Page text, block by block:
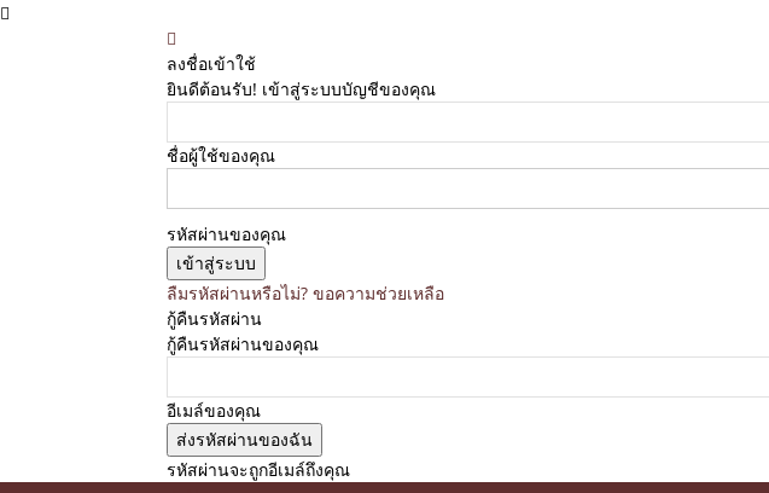
ลงชื่อเข้าใช้
ยินดีต้อนรับ! เข้าสู่ระบบบัญชีของคุณ
ชื่อผู้ใช้ของคุณ
รหัสผ่านของคุณ
ลืมรหัสผ่านหรือไม่? ขอความช่วยเหลือ
กู้คืนรหัสผ่าน
กู้คืนรหัสผ่านของคุณ
อีเมล์ของคุณ
รหัสผ่านจะถูกอีเมล์ถึงคุณ